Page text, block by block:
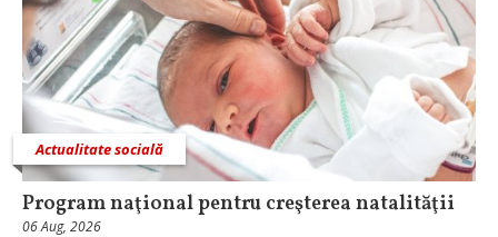
Actualitate socială
Program naţional pentru creşterea natalităţii
06 Aug, 2026